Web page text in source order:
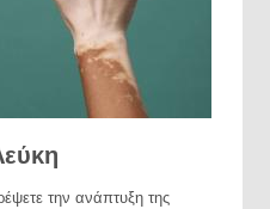
την ανάπτυξη της